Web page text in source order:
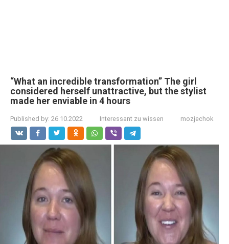
“What an incredible transformation” The girl
considered herself unattractive, but the stylist
made her enviable in 4 hours
Published by: 26.10.2022 Interessant zu wissen mozjechok